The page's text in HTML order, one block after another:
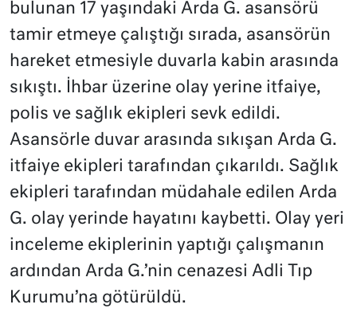
bulunan 17 yaşındaki Arda G. asansörü
tamir etmeye çalıştığı sırada, asansörün
hareket etmesiyle duvarla kabin arasında
sıkıştı. İhbar üzerine olay yerine itfaiye,
polis ve sağlık ekipleri sevk edildi.
Asansörle duvar arasında sıkışan Arda G.
itfaiye ekipleri tarafından çıkarıldı. Sağlık
ekipleri tarafından müdahale edilen Arda
G. olay yerinde hayatını kaybetti. Olay yeri
inceleme ekiplerinin yaptığı çalışmanın
ardından Arda G.’nin cenazesi Adli Tıp
Kurumu’na götürüldü.